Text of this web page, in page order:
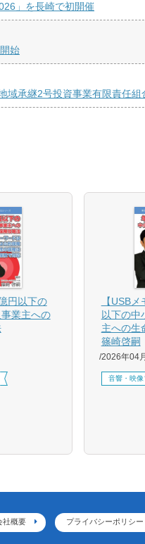
」を長崎で初開催
始
域承継2号投資事業有限責任組
円以下の
業主への
【USB
以下の中
主への生
篠崎啓嗣
2026年04
音響・映像
社概要 プライバシーポリシー